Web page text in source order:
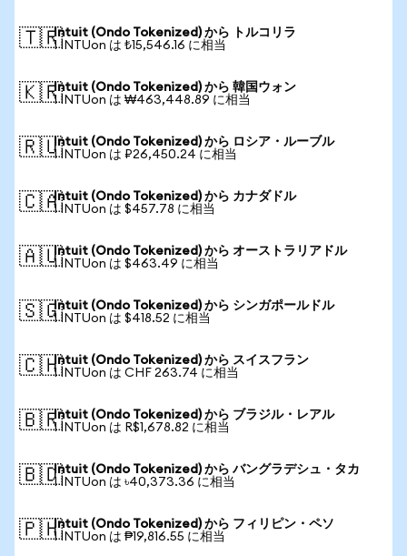
🇹🇷Intuit (Ondo Tokenized) から トルコリラ
1 INTUon は ₺15,546.16 に相当
🇰🇷Intuit (Ondo Tokenized) から 韓国ウォン
1 INTUon は ₩463,448.89 に相当
🇷🇺Intuit (Ondo Tokenized) から ロシア・ルーブル
1 INTUon は ₽26,450.24 に相当
🇨🇦Intuit (Ondo Tokenized) から カナダドル
1 INTUon は $457.78 に相当
🇦🇺Intuit (Ondo Tokenized) から オーストラリアドル
1 INTUon は $463.49 に相当
🇸🇬Intuit (Ondo Tokenized) から シンガポールドル
1 INTUon は $418.52 に相当
🇨🇭Intuit (Ondo Tokenized) から スイスフラン
1 INTUon は CHF 263.74 に相当
🇧🇷Intuit (Ondo Tokenized) から ブラジル・レアル
1 INTUon は R$1,678.82 に相当
🇧🇩Intuit (Ondo Tokenized) から バングラデシュ・タカ
1 INTUon は ৳40,373.36 に相当
🇵🇭Intuit (Ondo Tokenized) から フィリピン・ペソ
1 INTUon は ₱19,816.55 に相当